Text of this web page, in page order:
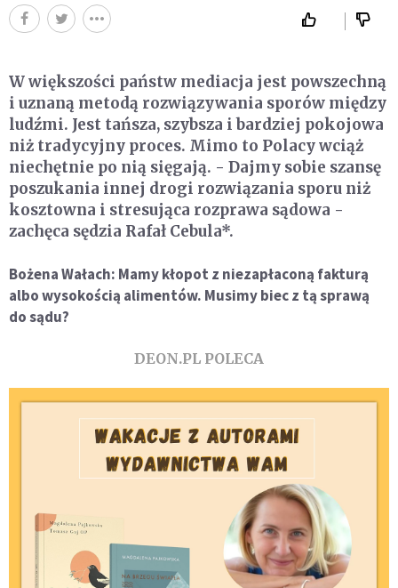
W większości państw mediacja jest powszechną
i uznaną metodą rozwiązywania sporów między
ludźmi. Jest tańsza, szybsza i bardziej pokojowa
niż tradycyjny proces. Mimo to Polacy wciąż
niechętnie po nią sięgają. - Dajmy sobie szansę
poszukania innej drogi rozwiązania sporu niż
kosztowna i stresująca rozprawa sądowa -
zachęca sędzia Rafał Cebula*.
Bożena Wałach: Mamy kłopot z niezapłaconą fakturą
albo wysokością alimentów. Musimy biec z tą sprawą
do sądu?
DEON.PL POLECA